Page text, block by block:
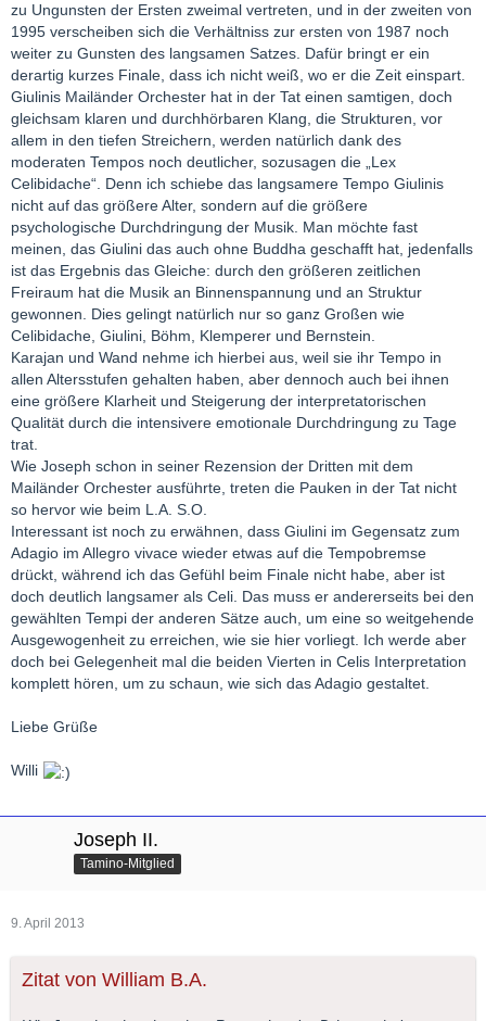
zu Ungunsten der Ersten zweimal vertreten, und in der zweiten von
1995 verscheiben sich die Verhältniss zur ersten von 1987 noch
weiter zu Gunsten des langsamen Satzes. Dafür bringt er ein
derartig kurzes Finale, dass ich nicht weiß, wo er die Zeit einspart.
Giulinis Mailänder Orchester hat in der Tat einen samtigen, doch
gleichsam klaren und durchhörbaren Klang, die Strukturen, vor
allem in den tiefen Streichern, werden natürlich dank des
moderaten Tempos noch deutlicher, sozusagen die „Lex
Celibidache“. Denn ich schiebe das langsamere Tempo Giulinis
nicht auf das größere Alter, sondern auf die größere
psychologische Durchdringung der Musik. Man möchte fast
meinen, das Giulini das auch ohne Buddha geschafft hat, jedenfalls
ist das Ergebnis das Gleiche: durch den größeren zeitlichen
Freiraum hat die Musik an Binnenspannung und an Struktur
gewonnen. Dies gelingt natürlich nur so ganz Großen wie
Celibidache, Giulini, Böhm, Klemperer und Bernstein.
Karajan und Wand nehme ich hierbei aus, weil sie ihr Tempo in
allen Altersstufen gehalten haben, aber dennoch auch bei ihnen
eine größere Klarheit und Steigerung der interpretatorischen
Qualität durch die intensivere emotionale Durchdringung zu Tage
trat.
Wie Joseph schon in seiner Rezension der Dritten mit dem
Mailänder Orchester ausführte, treten die Pauken in der Tat nicht
so hervor wie beim L.A. S.O.
Interessant ist noch zu erwähnen, dass Giulini im Gegensatz zum
Adagio im Allegro vivace wieder etwas auf die Tempobremse
drückt, während ich das Gefühl beim Finale nicht habe, aber ist
doch deutlich langsamer als Celi. Das muss er andererseits bei den
gewählten Tempi der anderen Sätze auch, um eine so weitgehende
Ausgewogenheit zu erreichen, wie sie hier vorliegt. Ich werde aber
doch bei Gelegenheit mal die beiden Vierten in Celis Interpretation
komplett hören, um zu schaun, wie sich das Adagio gestaltet.
Liebe Grüße
Willi
Joseph II.
Tamino-Mitglied
9. April 2013
Zitat von William B.A.